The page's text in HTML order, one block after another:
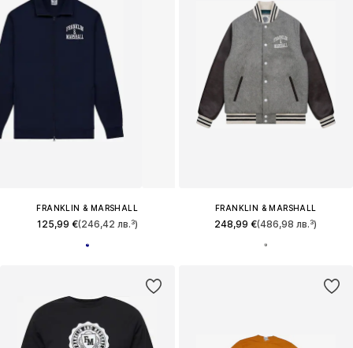
FRANKLIN & MARSHALL
125,99 €(246,42 лв.³)
FRANKLIN & MARSHALL
248,99 €(486,98 лв.³)